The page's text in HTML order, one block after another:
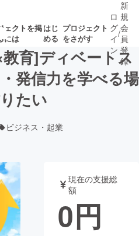
ェクトを掲
には
はじ
める
プロジェクト
をさがす
プロ募集終了が近いプ
ェット
書籍・雑誌
ロ
グ
イ
ン
/
新
規
会
員
登
録
育]ディベートス
発信力を学べる場
たい
ビジネス・起業
現在の支援総
額
0円